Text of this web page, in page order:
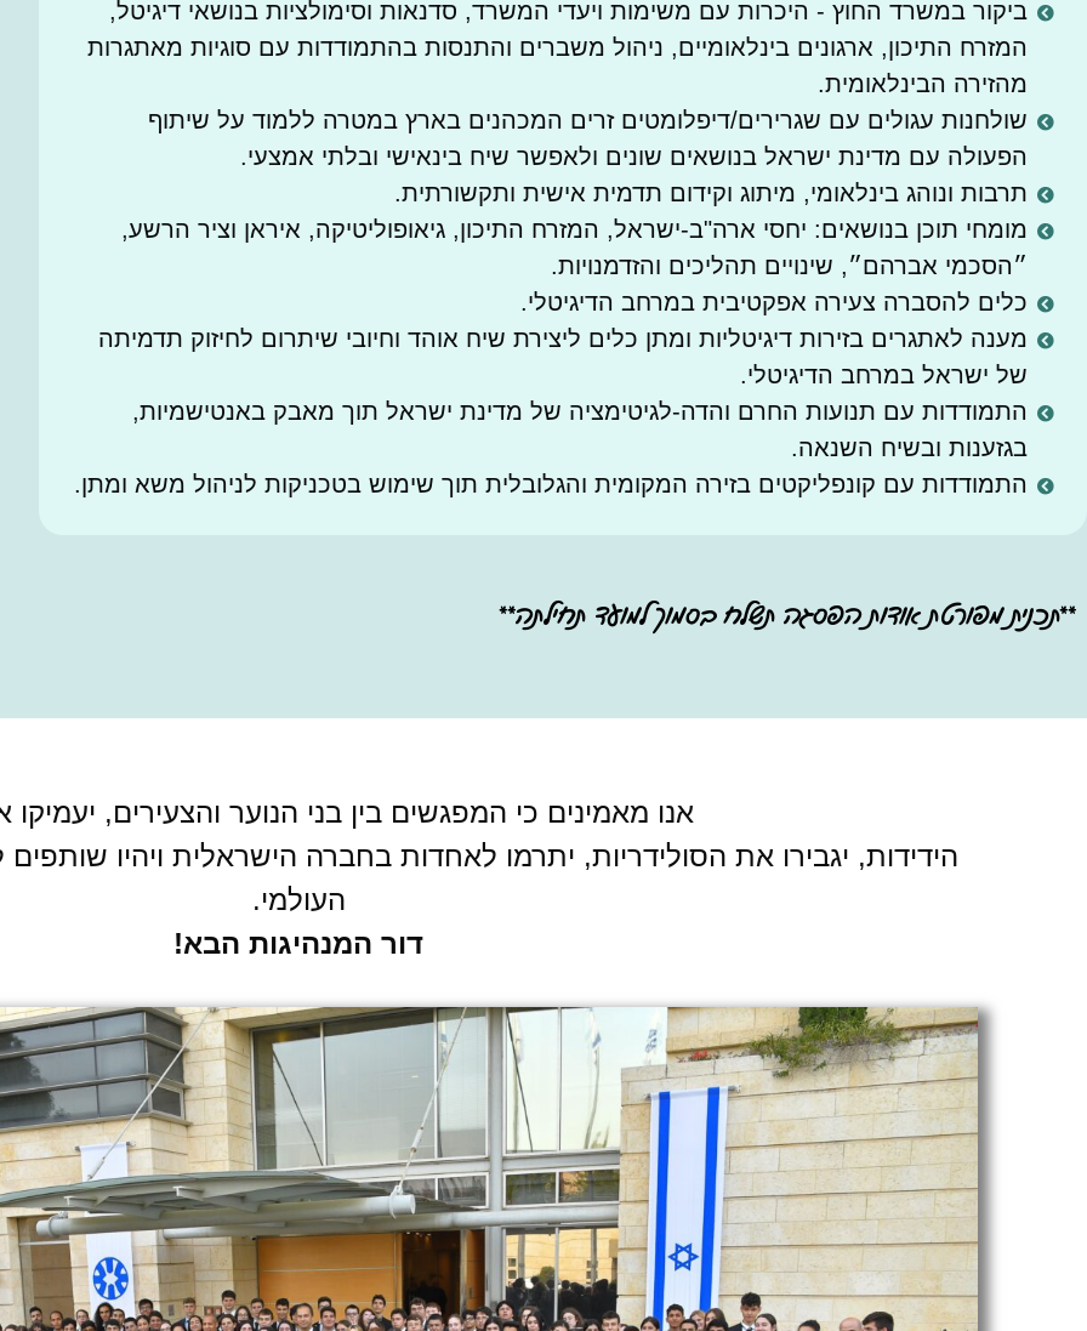
ביקור במשרד החוץ - היכרות עם משימות ויעדי המשרד, סדנאות וסימולציות בנושאי דיגיטל,
המזרח התיכון, ארגונים בינלאומיים, ניהול משברים והתנסות בהתמודדות עם סוגיות מאתגרות
מהזירה הבינלאומית.
שולחנות עגולים עם שגרירים/דיפלומטים זרים המכהנים בארץ במטרה ללמוד על שיתוף
הפעולה עם מדינת ישראל בנושאים שונים ולאפשר שיח בינאישי ובלתי אמצעי.
תרבות ונוהג בינלאומי, מיתוג וקידום תדמית אישית ותקשורתית.
מומחי תוכן בנושאים: יחסי ארה"ב-ישראל, המזרח התיכון, גיאופוליטיקה, איראן וציר הרשע,
״הסכמי אברהם״, שינויים תהליכים והזדמנויות.
כלים להסברה צעירה אפקטיבית במרחב הדיגיטלי.
מענה לאתגרים בזירות דיגיטליות ומתן כלים ליצירת שיח אוהד וחיובי שיתרום לחיזוק תדמיתה
של ישראל במרחב הדיגיטלי.
התמודדות עם תנועות החרם והדה-לגיטימציה של מדינת ישראל תוך מאבק באנטישמיות,
בגזענות ובשיח השנאה.
התמודדות עם קונפליקטים בזירה המקומית והגלובלית תוך שימוש בטכניקות לניהול משא ומתן.
**תכנית מפורטת אודות הפסגה תשלח בסמוך למועד תחילתה**
אנו מאמינים כי המפגשים בין בני הנוער והצעירים,
הידידות, יגבירו את הסולידריות, יתרמו לאחדות בחברה הישראלית ויהיו
העולמי.
דור המנהיגות הבא!